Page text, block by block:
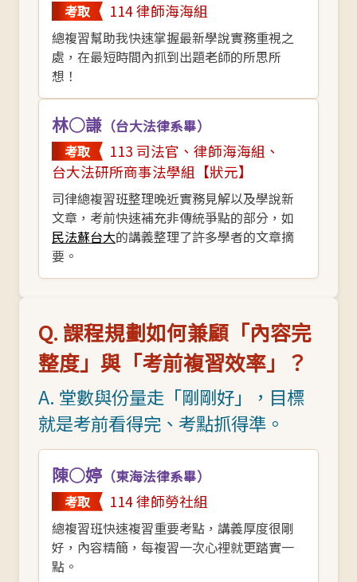
考取
114 律師海海組
總複習幫助我快速掌握最新學說實務重視之
處，在最短時間內抓到出題老師的所思所
想！
林○謙 （台大法律系畢）
考取
113 司法官、律師海海組、
台大法研所商事法學組 【狀元】
司律總複習班整理晚近實務見解以及學說新
文章，考前快速補充非傳統爭點的部分，如
民法蘇台大的講義整理了許多學者的文章摘
要。
Q. 課程規劃如何兼顧「內容完
整度」與「考前複習效率」？
A. 堂數與份量走「剛剛好」，目標
就是考前看得完、考點抓得準。
陳○婷 （東海法律系畢）
考取
114 律師勞社組
總複習班快速複習重要考點，講義厚度很剛
好，內容精簡，每複習一次心裡就更踏實一
點。